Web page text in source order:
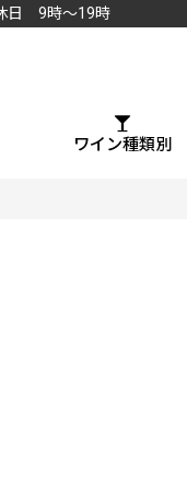
日 9時～19時
ワイン種類別